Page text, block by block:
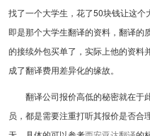
找了一个大学生，花了50块钱让这
即是那个大学生翻译的资料，翻译的
的接续外包买单了，实际上他的资料
成了翻译费用差异化的缘故。
翻译公司报价高低的秘密就在于
员，都是需要注重打听其报价是否合